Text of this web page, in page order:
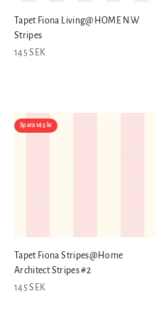
Tapet Fiona Living@HOME NW
Stripes
REA-pris
145 SEK
Spara 145 kr
Tapet Fiona Stripes@Home
Architect Stripes #2
REA-pris
145 SEK